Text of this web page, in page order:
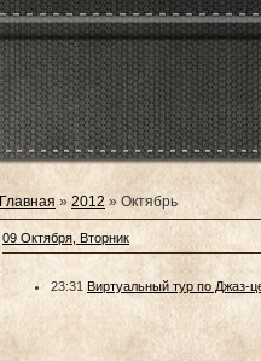
Главная » 2012 » Октябрь
09 Октября, Вторник
23:31 Виртуальный тур по Джаз-